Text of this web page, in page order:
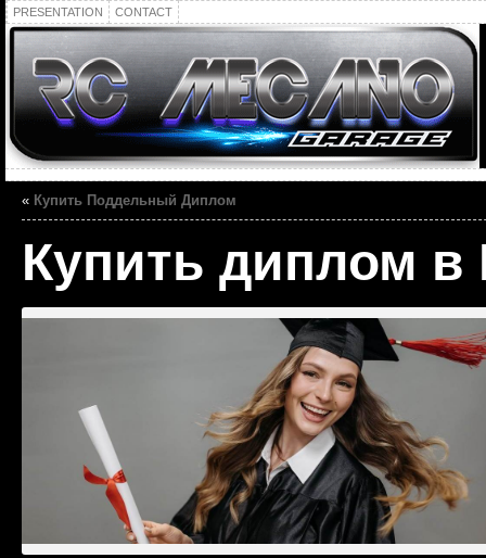
PRESENTATION CONTACT
« Купить Поддельный Диплом
Купить диплом в